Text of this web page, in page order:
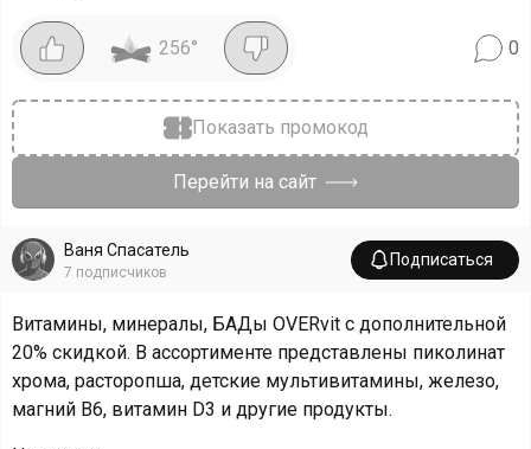
256° 0
Показать промокод
Перейти на сайт
Ваня Спасатель
7 подписчиков
Подписаться
Витамины, минералы, БАДы OVERvit с дополнительной
20% скидкой. В ассортименте представлены пиколинат
хрома, расторопша, детские мультивитамины, железо,
магний B6, витамин D3 и другие продукты.